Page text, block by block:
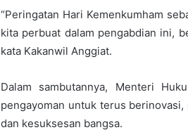
“Peringatan Hari Kemenkumham
kita perbuat dalam pengabdian ini,
kata Kakanwil Anggiat.
Dalam sambutannya, Menteri
pengayoman untuk terus
dan kesuksesan bangsa.